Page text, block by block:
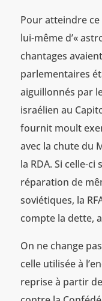
Pour atteindre
lui-même d’«
chantages
parlementaires
aiguillonnés par
israélien au
fournit moult
avec la chute du
la RDA. Si celle-
réparation de
soviétiques, la
compte la dette,
On ne change
celle utilisée à
reprise à partir